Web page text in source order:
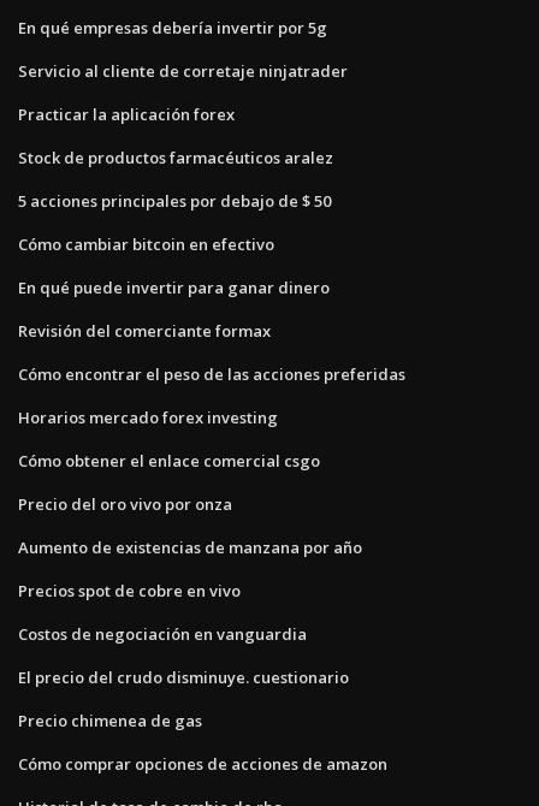
En qué empresas debería invertir por 5g
Servicio al cliente de corretaje ninjatrader
Practicar la aplicación forex
Stock de productos farmacéuticos aralez
5 acciones principales por debajo de $ 50
Cómo cambiar bitcoin en efectivo
En qué puede invertir para ganar dinero
Revisión del comerciante formax
Cómo encontrar el peso de las acciones preferidas
Horarios mercado forex investing
Cómo obtener el enlace comercial csgo
Precio del oro vivo por onza
Aumento de existencias de manzana por año
Precios spot de cobre en vivo
Costos de negociación en vanguardia
El precio del crudo disminuye. cuestionario
Precio chimenea de gas
Cómo comprar opciones de acciones de amazon